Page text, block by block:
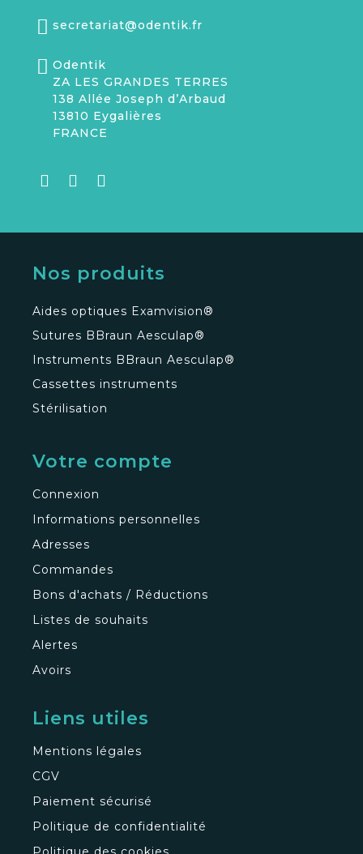
secretariat@odentik.fr
Odentik
ZA LES GRANDES TERRES
138 Allée Joseph d’Arbaud
13810 Eygalières
FRANCE
Nos produits
Aides optiques Examvision®
Sutures BBraun Aesculap®
Instruments BBraun Aesculap®
Cassettes instruments
Stérilisation
Votre compte
Connexion
Informations personnelles
Adresses
Commandes
Bons d'achats / Réductions
Listes de souhaits
Alertes
Avoirs
Liens utiles
Mentions légales
CGV
Paiement sécurisé
Politique de confidentialité